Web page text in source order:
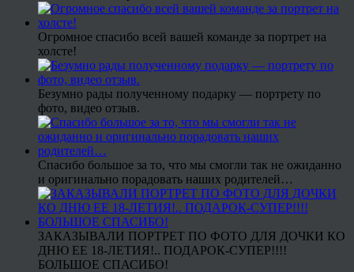
Огромное спасибо всей вашей команде за портрет на
холсте!
Безумно рады полученному подарку — портрету по
фото, видео отзыв.
Спасибо большое за то, что мы смогли так не ожиданно
и оригинально порадовать наших родителей…
ЗАКАЗЫВАЛИ ПОРТРЕТ ПО ФОТО ДЛЯ ДОЧКИ КО
ДНЮ ЕЕ 18-ЛЕТИЯ!.. ПОДАРОК-СУПЕР!!!!
БОЛЬШОЕ СПАСИБО!